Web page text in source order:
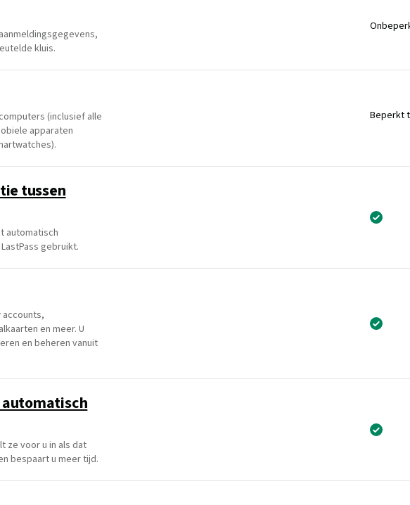
kluis.
(inclusief alle
apparaten
Beperkt
tussen
automatisch
gebruikt.
en meer. U
en beheren vanuit
ze voor u in als dat
bespaart u meer tijd.